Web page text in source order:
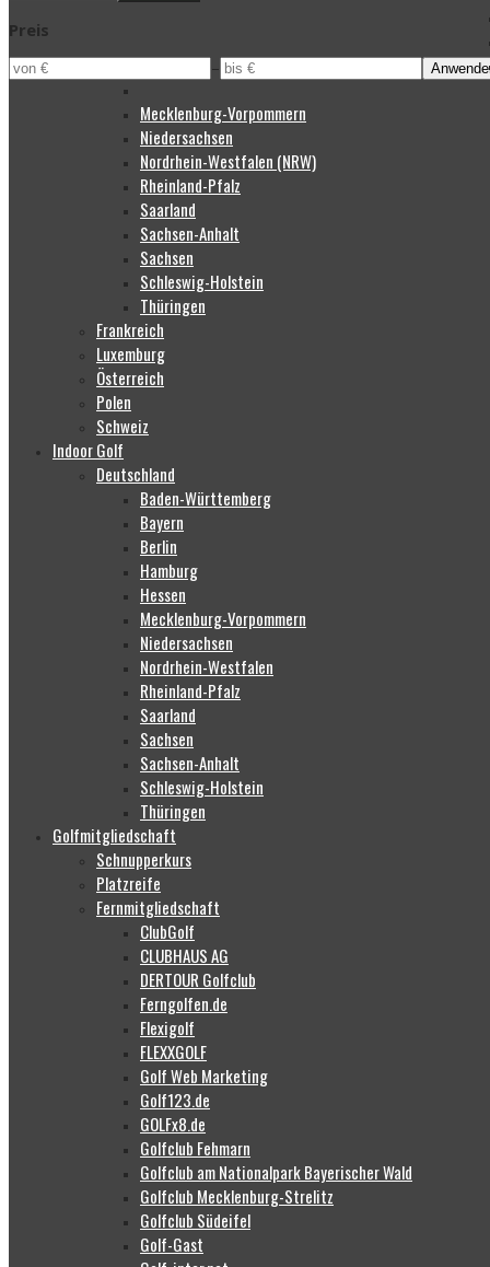
Preis
–
Mecklenburg-Vorpommern
Niedersachsen
Nordrhein-Westfalen (NRW)
Rheinland-Pfalz
Saarland
Sachsen-Anhalt
Sachsen
Schleswig-Holstein
Thüringen
Frankreich
Luxemburg
Österreich
Polen
Schweiz
Indoor Golf
Deutschland
Baden-Württemberg
Bayern
Berlin
Hamburg
Hessen
Mecklenburg-Vorpommern
Niedersachsen
Nordrhein-Westfalen
Rheinland-Pfalz
Saarland
Sachsen
Sachsen-Anhalt
Schleswig-Holstein
Thüringen
Golfmitgliedschaft
Schnupperkurs
Platzreife
Fernmitgliedschaft
ClubGolf
CLUBHAUS AG
DERTOUR Golfclub
Ferngolfen.de
Flexigolf
FLEXXGOLF
Golf Web Marketing
Golf123.de
GOLFx8.de
Golfclub Fehmarn
Golfclub am Nationalpark Bayerischer Wald
Golfclub Mecklenburg-Strelitz
Golfclub Südeifel
Golf-Gast